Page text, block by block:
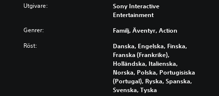
Utgivare:
Sony Interactive
Entertainment
Genrer: Familj, Äventyr, Action
Röst:
Danska, Engelska, Finska,
Franska (Frankrike),
Holländska, Italienska,
Norska, Polska, Portugisiska
(Portugal), Ryska, Spanska,
Svenska, Tyska